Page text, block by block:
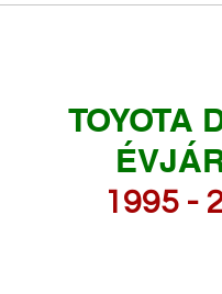
TOYOTA
1995 -